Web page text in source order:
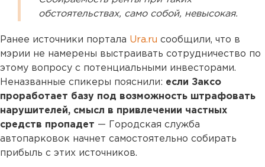
обстоятельствах, само собой, невысокая.
Ранее источники портала Ura.ru сообщили, что в
мэрии не намерены выстраивать сотрудничество по
этому вопросу с потенциальными инвесторами.
Неназванные спикеры пояснили: если Заксо
проработает базу под возможность штрафовать
нарушителей, смысл в привлечении частных
средств пропадет — Городская служба
автопарковок начнет самостоятельно собирать
прибыль с этих источников.